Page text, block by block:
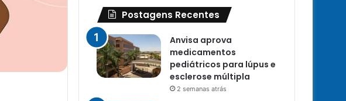
Postagens Recentes
Anvisa aprova
medicamentos
pediátricos para lúpus e
esclerose múltipla
2 semanas atrás